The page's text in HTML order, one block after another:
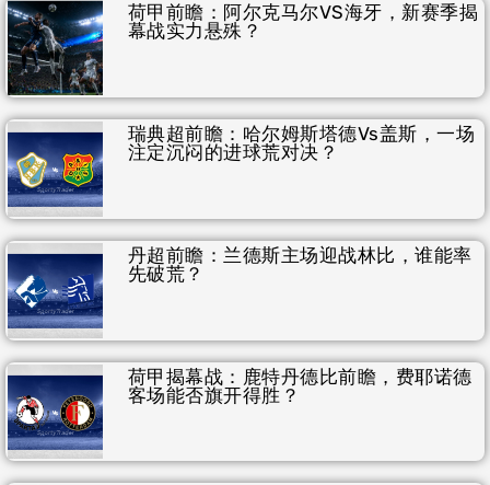
荷甲前瞻：阿尔克马尔VS海牙，新赛季揭
幕战实力悬殊？
瑞典超前瞻：哈尔姆斯塔德vs盖斯，一场
注定沉闷的进球荒对决？
丹超前瞻：兰德斯主场迎战林比，谁能率
先破荒？
荷甲揭幕战：鹿特丹德比前瞻，费耶诺德
客场能否旗开得胜？